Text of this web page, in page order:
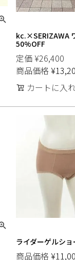
kc.×SERIZAWA
50%OFF
定価 ¥26,400
商品価格 ¥
カートに入
ライダーゲルショ
商品価格 ¥